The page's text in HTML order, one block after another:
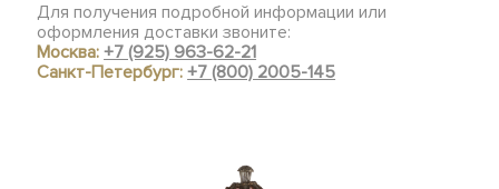
Для получения подробной информации или
оформления доставки звоните:
Москва:+7 (925) 963-62-21
Санкт-Петербург:+7 (800) 2005-145